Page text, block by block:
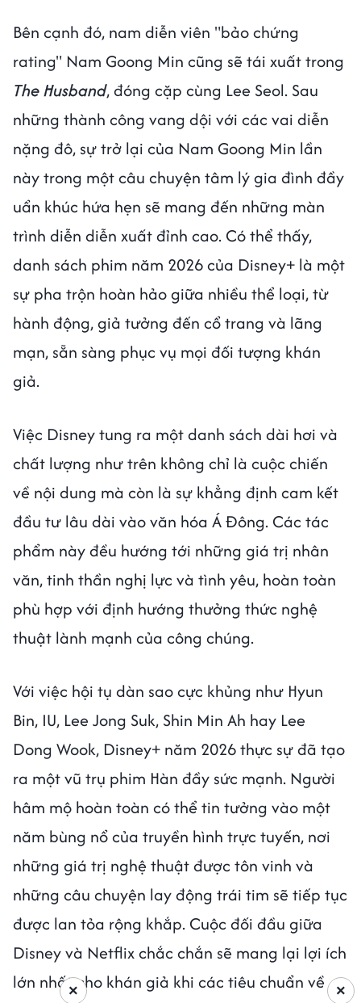
Bên cạnh đó, nam diễn viên "bảo chứng
rating" Nam Goong Min cũng sẽ tái xuất trong
The Husband, đóng cặp cùng Lee Seol. Sau
những thành công vang dội với các vai diễn
nặng đô, sự trở lại của Nam Goong Min lần
này trong một câu chuyện tâm lý gia đình đầy
uẩn khúc hứa hẹn sẽ mang đến những màn
trình diễn diễn xuất đỉnh cao. Có thể thấy,
danh sách phim năm 2026 của Disney+ là một
sự pha trộn hoàn hảo giữa nhiều thể loại, từ
hành động, giả tưởng đến cổ trang và lãng
mạn, sẵn sàng phục vụ mọi đối tượng khán
giả.
Việc Disney tung ra một danh sách dài hơi và
chất lượng như trên không chỉ là cuộc chiến
về nội dung mà còn là sự khẳng định cam kết
đầu tư lâu dài vào văn hóa Á Đông. Các tác
phẩm này đều hướng tới những giá trị nhân
văn, tinh thần nghị lực và tình yêu, hoàn toàn
phù hợp với định hướng thưởng thức nghệ
thuật lành mạnh của công chúng.
Với việc hội tụ dàn sao cực khủng như Hyun
Bin, IU, Lee Jong Suk, Shin Min Ah hay Lee
Dong Wook, Disney+ năm 2026 thực sự đã tạo
ra một vũ trụ phim Hàn đầy sức mạnh. Người
hâm mộ hoàn toàn có thể tin tưởng vào một
năm bùng nổ của truyền hình trực tuyến, nơi
những giá trị nghệ thuật được tôn vinh và
những câu chuyện lay động trái tim sẽ tiếp tục
được lan tỏa rộng khắp. Cuộc đối đầu giữa
Disney và Netflix chắc chắn sẽ mang lại lợi ích
lớn nhất cho khán giả khi các tiêu chuẩn về
×
×